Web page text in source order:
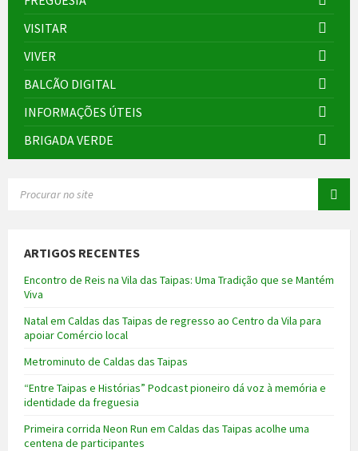
VISITAR
VIVER
BALCÃO DIGITAL
INFORMAÇÕES ÚTEIS
BRIGADA VERDE
ARTIGOS RECENTES
Encontro de Reis na Vila das Taipas: Uma Tradição que se Mantém
Viva
Natal em Caldas das Taipas de regresso ao Centro da Vila para
apoiar Comércio local
Metrominuto de Caldas das Taipas
“Entre Taipas e Histórias” Podcast pioneiro dá voz à memória e
identidade da freguesia
Primeira corrida Neon Run em Caldas das Taipas acolhe uma
centena de participantes